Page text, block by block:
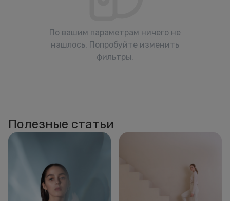
По вашим параметрам ничего не
нашлось. Попробуйте изменить
фильтры.
Полезные статьи